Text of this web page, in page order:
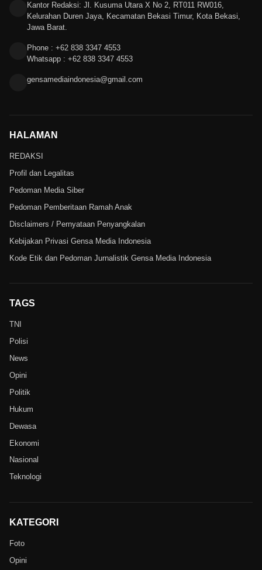
Kantor Redaksi: Jl. Kusuma Utara X No 2, RT011 RW016,
Kelurahan Duren Jaya, Kecamatan Bekasi Timur, Kota Bekasi,
Jawa Barat.
Phone : +62 838 3347 4553
Whatsapp : +62 838 3347 4553
gensamediaindonesia@gmail.com
HALAMAN
REDAKSI
Profil dan Legalitas
Pedoman Media Siber
Pedoman Pemberitaan Ramah Anak
Disclaimers / Pernyataan Penyangkalan
Kebijakan Privasi Gensa Media Indonesia
Kode Etik dan Pedoman Jurnalistik Gensa Media Indonesia
TAGS
TNI
Polisi
News
Opini
Politik
Hukum
Dewasa
Ekonomi
Nasional
Teknologi
KATEGORI
Foto
Opini